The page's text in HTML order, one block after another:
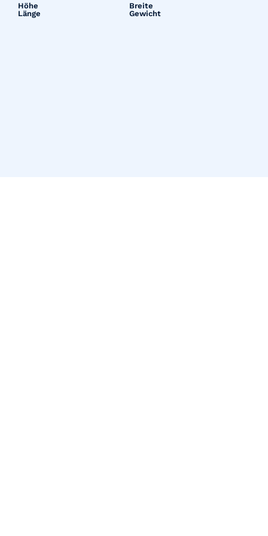
Höhe
Breite
Länge
Gewicht